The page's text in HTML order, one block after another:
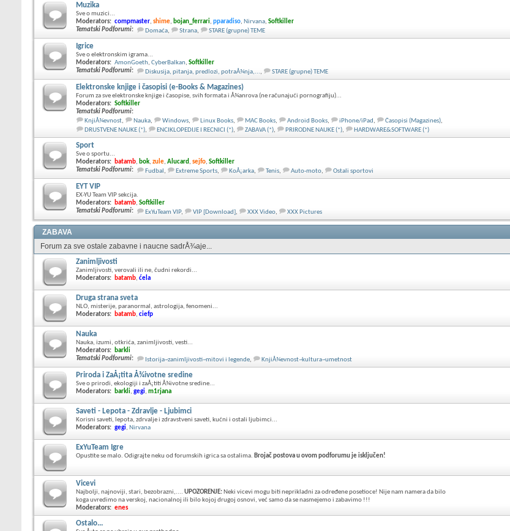
Muzika
Sve o muzici...
Moderators: compmaster, shime, bojan_ferrari, pparadiso, Nirvana, Softkiller
Tematski Podforumi: Domaća, Strana, STARE (grupne) TEME
Igrice
Sve o elektronskim igrama...
Moderators: AmonGoeth, CyberBalkan, Softkiller
Tematski Podforumi: Diskusija, pitanja, predlozi, potraÅ¾nja,..., STARE (grupne) TEME
Elektronske knjige i časopisi (e-Books & Magazines)
Forum za sve elektronske knjige i časopise, svih formata i Å¾anrova (ne računajući pornografiju)...
Moderators: Softkiller
Tematski Podforumi:
KnjiÅ¾evnost, Nauka, Windows, Linux Books, MAC Books, Android Books, iPhone/iPad , Časopisi (Magazines),
DRUSTVENE NAUKE (*), ENCIKLOPEDIJE I RECNICI (*), ZABAVA (*), PRIRODNE NAUKE (*), HARDWARE&SOFTWARE (*)
Sport
Sve o sportu...
Moderators: batamb, bok, zule, Alucard , sejfo, Softkiller
Tematski Podforumi: Fudbal , Extreme Sports, KoÅ¡arka, Tenis, Auto-moto, Ostali sportovi
EYT VIP
EX-YU Team VIP sekcija.
Moderators: batamb, Softkiller
Tematski Podforumi: ExYuTeam VIP, VIP [Download], XXX Video, XXX Pictures
ZABAVA
Forum za sve ostale zabavne i naucne sadrÅ¾aje...
Zanimljivosti
Zanimljivosti, verovali ili ne, čudni rekordi...
Moderators: batamb, ćela
Druga strana sveta
NLO, misterije, paranormal, astrologija, fenomeni...
Moderators: batamb, ciefp
Nauka
Nauka, izumi, otkrića, zanimljivosti, vesti...
Moderators: barkli
Tematski Podforumi: Istorija~zanimljivosti~mitovi i legende, KnjiÅ¾evnost~kultura~umetnost
Priroda i ZaÅ¡tita Å¾ivotne sredine
Sve o prirodi, ekologiji i zaÅ¡titi Å¾ivotne sredine...
Moderators: barkli, gegi, m1rjana
Saveti - Lepota - Zdravlje - Ljubimci
Korisni saveti, lepota, zdrvalje i zdravstveni saveti, kućni i ostali ljubimci...
Moderators: gegi, Nirvana
ExYuTeam Igre
Opustite se malo. Odigrajte neku od forumskih igrica sa ostalima. Brojač postova u ovom podforumu je isključen!
Vicevi
Najbolji, najnoviji, stari, bezobrazni,.... UPOZORENJE: Neki vicevi mogu biti neprikladni za određene posetioce! Nije nam namera da bilo
koga uvredimo na verskoj, nacionalnoj ili bilo kojoj drugoj osnovi, već samo da se nasmejemo i zabavimo !!!
Moderators: enes
Ostalo...